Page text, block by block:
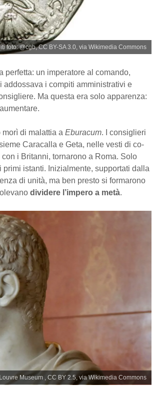
foto: @cgb, CC BY-SA 3.0, via Wikimedia Commons
perfetta: un imperatore al comando,
addossava i compiti amministrativi e
Ma questa era solo apparenza:
di malattia a Eburacum. I consiglieri
Caracalla e Geta, nelle vesti di co-
i Britanni, tornarono a Roma. Solo
istanti. Inizialmente, supportati dalla
di unità, ma ben presto si formarono
dividere l’impero a metà.
Museum , CC BY 2.5, via Wikimedia Commons